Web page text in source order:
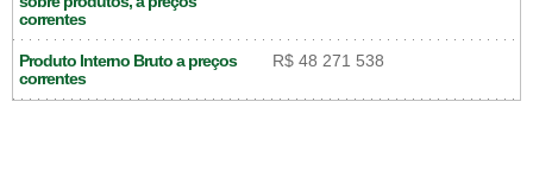
correntes
Produto Interno Bruto a preços
correntes
R$ 48 271 538